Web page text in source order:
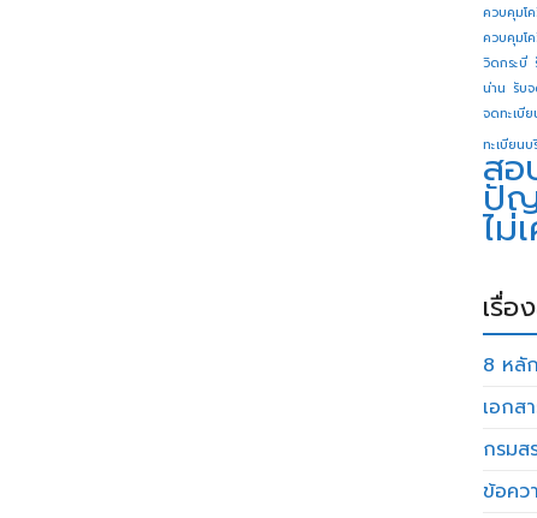
ควบคุมโ
ควบคุมโ
วิดกระบี่
น่าน รับ
จดทะเบี
ทะเบียน
ส
ปั
ไม่
เรื่อ
8 หลั
เอกส
กรมส
ข้อคว